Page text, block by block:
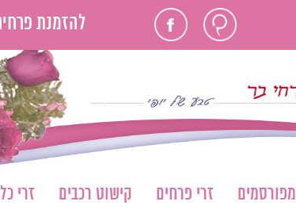
חוות
דעת
פייסבוק להזמנת
מפורסמים זרי פרחים קישוט רכבים זרי